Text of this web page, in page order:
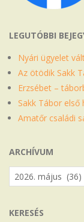
LEGUTÓBBI
Nyári ügyelet
Az ötödik Sakk
Erzsébet –
Sakk Tábor első
Amatőr családi
ARCHÍVUM
Archívum
KERESÉS